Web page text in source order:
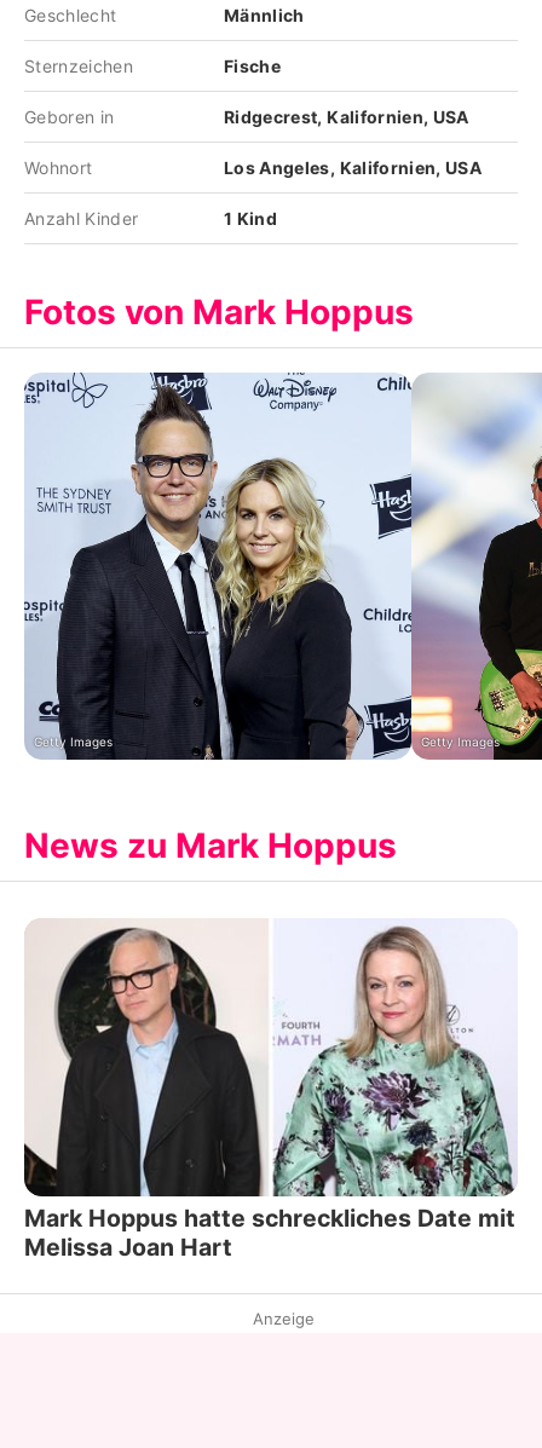
Geschlecht Männlich
Sternzeichen Fische
Geboren in Ridgecrest, Kalifornien, USA
Wohnort Los Angeles, Kalifornien, USA
Anzahl Kinder 1 Kind
Fotos von Mark Hoppus
Getty Images Getty Images
News zu Mark Hoppus
Mark Hoppus hatte schreckliches Date mit
Melissa Joan Hart
Anzeige